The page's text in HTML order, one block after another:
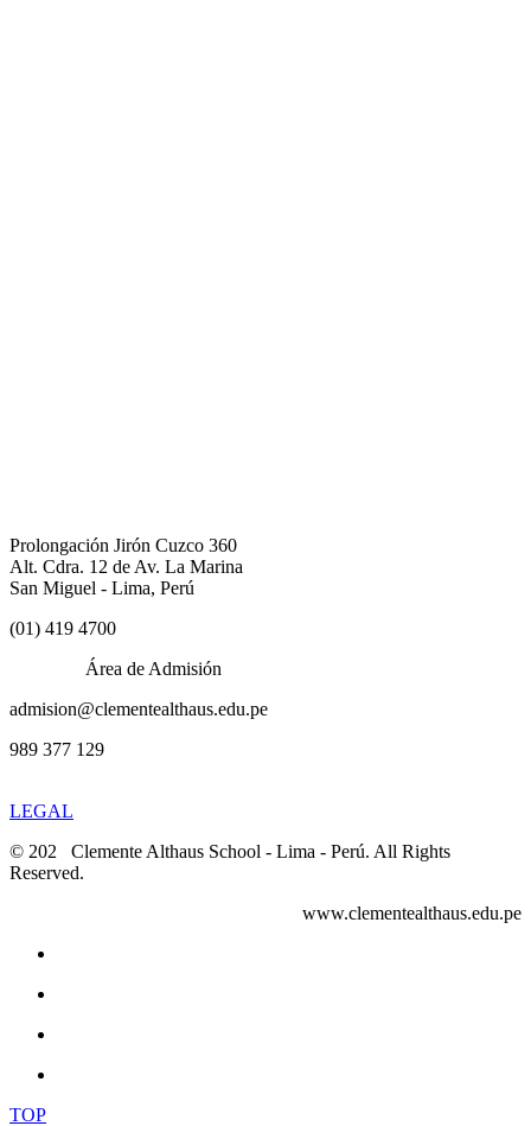
Prolongación Jirón Cuzco 360
Alt. Cdra. 12 de Av. La Marina
San Miguel - Lima, Perú
(01) 419 4700
Área de Admisión
admision@clementealthaus.edu.pe
989 377 129
LEGAL
© 202
Clemente Althaus School - Lima - Perú. All Rights
Reserved.
www.clementealthaus.edu.pe
TOP